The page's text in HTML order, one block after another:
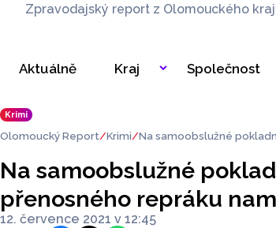
Zpravodajský report z Olomouckého
Aktuálně Kraj Společnost
Krimi
Olomoucký Report Krimi
Na samoobslužné
Na samoobslužné
přenosného repráku
12. července 2021 v 12:45